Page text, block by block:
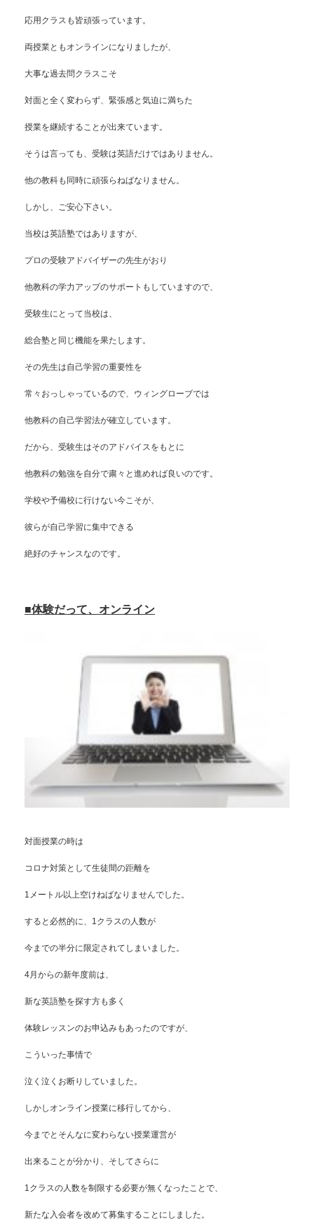
応用クラスも皆頑張っています。
両授業ともオンラインになりましたが、
大事な過去問クラスこそ
対面と全く変わらず、緊張感と気迫に満ちた
授業を継続することが出来ています。
そうは言っても、受験は英語だけではありません。
他の教科も同時に頑張らねばなりません。
しかし、ご安心下さい。
当校は英語塾ではありますが、
プロの受験アドバイザーの先生がおり
他教科の学力アップのサポートもしていますので、
受験生にとって当校は、
総合塾と同じ機能を果たします。
その先生は自己学習の重要性を
常々おっしゃっているので、ウィングローブでは
他教科の自己学習法が確立しています。
だから、受験生はそのアドバイスをもとに
他教科の勉強を自分で粛々と進めれば良いのです。
学校や予備校に行けない今こそが、
彼らが自己学習に集中できる
絶好のチャンスなのです。
■体験だって、オンライン
対面授業の時は
コロナ対策として生徒間の距離を
1メートル以上空けねばなりませんでした。
すると必然的に、1クラスの人数が
今までの半分に限定されてしまいました。
4月からの新年度前は、
新な英語塾を探す方も多く
体験レッスンのお申込みもあったのですが、
こういった事情で
泣く泣くお断りしていました。
しかしオンライン授業に移行してから、
今までとそんなに変わらない授業運営が
出来ることが分かり、そしてさらに
1クラスの人数を制限する必要が無くなったことで、
新たな入会者を改めて募集することにしました。